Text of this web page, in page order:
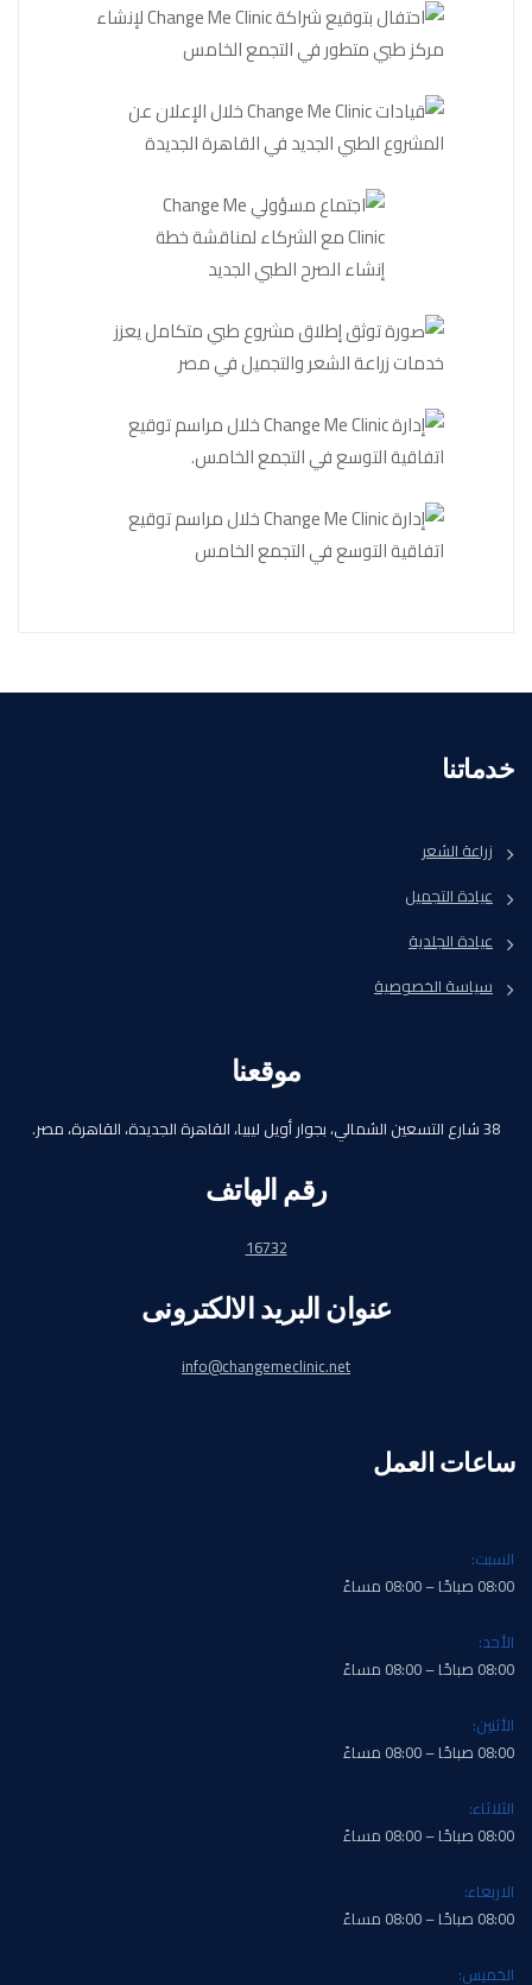
خدماتنا
زراعة الشعر
عيادة التجميل
عيادة الجلدية
سياسة الخصوصية
موقعنا
38 شارع التسعين الشمالي، بجوار أويل ليبيا، القاهرة الجديدة، القاهرة، مصر.
رقم الهاتف
16732
عنوان البريد الالكترونى
info@changemeclinic.net
ساعات العمل
السبت:
08:00 صباحًا – 08:00 مساءً
الأحد:
08:00 صباحًا – 08:00 مساءً
الأثنين:
08:00 صباحًا – 08:00 مساءً
الثلاثاء:
08:00 صباحًا – 08:00 مساءً
الاربعاء:
08:00 صباحًا – 08:00 مساءً
الخميس: